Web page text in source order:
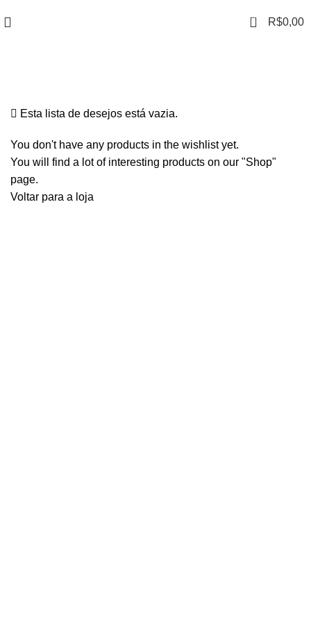
0 R$0,00
Esta lista de desejos está vazia.
You don't have any products in the wishlist yet.
You will find a lot of interesting products on our "Shop"
page.
Voltar para a loja